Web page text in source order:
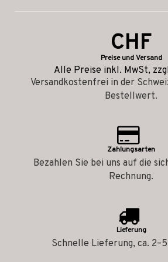
CHF
Preise und Versand
Alle Preise inkl. MwSt,
Versandkostenfrei in der
Bestellwert.
Zahlungsarten
Bezahlen Sie bei uns auf die
Rechnung.
Lieferung
Schnelle Lieferung, ca.